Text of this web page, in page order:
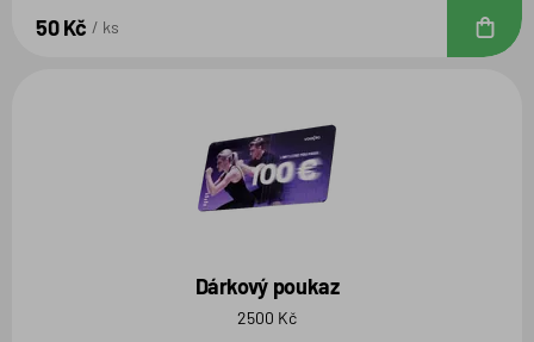
50 Kč ks
Dárkový poukaz
2500 Kč